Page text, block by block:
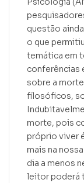
questão
o que
temática em
conferências
sobre a
filosóficos,
morte, pois
próprio viver
mais na
dia a menos
leitor poderá